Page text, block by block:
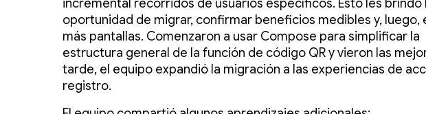
incremental recorridos de usuarios específicos. Esto les brindó
oportunidad de migrar, confirmar beneficios medibles y, luego,
más pantallas. Comenzaron a usar Compose para simplificar la
estructura general de la función de código QR y vieron las
tarde, el equipo expandió la migración a las experiencias de
registro.